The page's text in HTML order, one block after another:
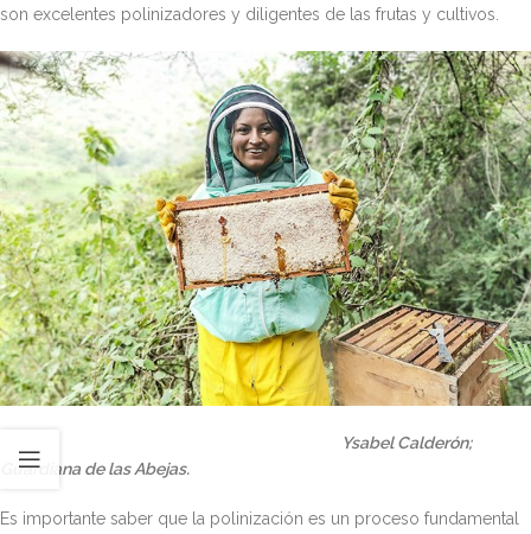
son excelentes polinizadores y diligentes de las frutas y cultivos.
Ysabel Calderón;
Guardiana de las Abejas.
Es importante saber que la polinización es un proceso fundamental